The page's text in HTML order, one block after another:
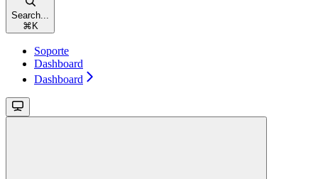
Search...
⌘ K
Soporte
Dashboard
Dashboard